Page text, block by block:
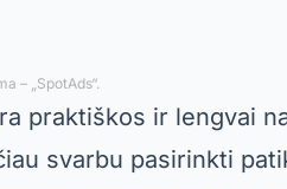
– „SpotAds“.
praktiškos ir lengvai
svarbu pasirinkti